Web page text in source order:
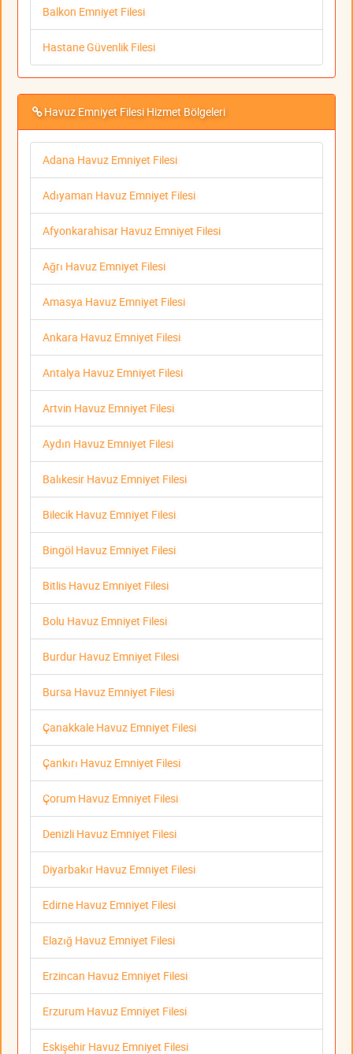
Balkon Emniyet Filesi
Hastane Güvenlik Filesi
Havuz Emniyet Filesi Hizmet Bölgeleri
Adana Havuz Emniyet Filesi
Adıyaman Havuz Emniyet Filesi
Afyonkarahisar Havuz Emniyet Filesi
Ağrı Havuz Emniyet Filesi
Amasya Havuz Emniyet Filesi
Ankara Havuz Emniyet Filesi
Antalya Havuz Emniyet Filesi
Artvin Havuz Emniyet Filesi
Aydın Havuz Emniyet Filesi
Balıkesir Havuz Emniyet Filesi
Bilecik Havuz Emniyet Filesi
Bingöl Havuz Emniyet Filesi
Bitlis Havuz Emniyet Filesi
Bolu Havuz Emniyet Filesi
Burdur Havuz Emniyet Filesi
Bursa Havuz Emniyet Filesi
Çanakkale Havuz Emniyet Filesi
Çankırı Havuz Emniyet Filesi
Çorum Havuz Emniyet Filesi
Denizli Havuz Emniyet Filesi
Diyarbakır Havuz Emniyet Filesi
Edirne Havuz Emniyet Filesi
Elazığ Havuz Emniyet Filesi
Erzincan Havuz Emniyet Filesi
Erzurum Havuz Emniyet Filesi
Eskişehir Havuz Emniyet Filesi